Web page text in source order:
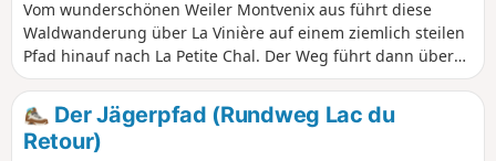
Vom wunderschönen Weiler Montvenix aus führt diese
Waldwanderung über La Vinière auf einem ziemlich steilen
Pfad hinauf nach La Petite Chal. Der Weg führt dann über
Larconseil wieder hinunter und macht eine Schleife mit
Rückkehr zum Parkplatz von Montvenix. Das Wasser in allen
Becken von Montvenix ist trinkbar. Nutzen Sie die
Gelegenheit, das Dorf zu besichtigen.
Der Jägerpfad (Rundweg Lac du
Retour)